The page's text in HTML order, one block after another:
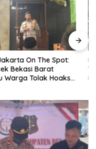
Kontingen Jamnas XII,
Syah Minta Pramuka
Nama Trenggalek